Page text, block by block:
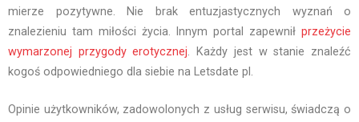
mierze pozytywne. Nie brak entuzjastycznych wyznań o
znalezieniu tam miłości życia. Innym portal zapewnił przeżycie
wymarzonej przygody erotycznej. Każdy jest w stanie znaleźć
kogoś odpowiedniego dla siebie na Letsdate pl.
Opinie użytkowników, zadowolonych z usług serwisu, świadczą o